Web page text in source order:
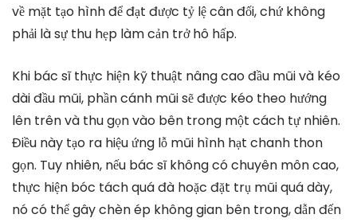
về mặt tạo hình để đạt được tỷ lệ cân đối, chứ không
phải là sự thu hẹp làm cản trở hô hấp.
Khi bác sĩ thực hiện kỹ thuật nâng cao đầu mũi và kéo
dài đầu mũi, phần cánh mũi sẽ được kéo theo hướng
lên trên và thu gọn vào bên trong một cách tự nhiên.
Điều này tạo ra hiệu ứng lỗ mũi hình hạt chanh thon
gọn. Tuy nhiên, nếu bác sĩ không có chuyên môn cao,
thực hiện bóc tách quá đà hoặc đặt trụ mũi quá dày,
nó có thể gây chèn ép không gian bên trong, dẫn đến